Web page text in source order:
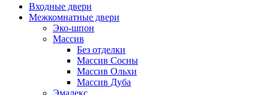
Входные двери
Межкомнатные двери
Эко-шпон
Массив
Без отделки
Массив Сосны
Массив Ольхи
Массив Дуба
Эмалекс